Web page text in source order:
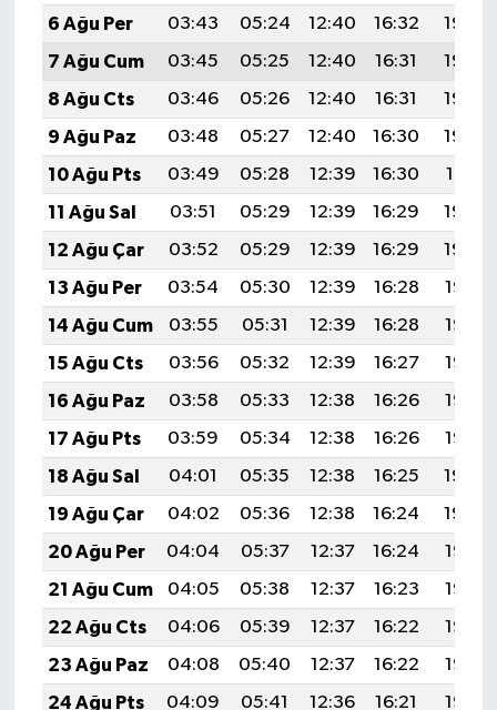
6 Ağu Per
03:43 05:24 12:40 16:32
19:46
7 Ağu Cum
03:45 05:25 12:40 16:31
19:45
8 Ağu Cts
03:46 05:26 12:40 16:31
19:44
9 Ağu Paz
03:48 05:27 12:40 16:30
19:42
10 Ağu Pts
03:49 05:28 12:39 16:30
19:41
11 Ağu Sal
03:51 05:29 12:39 16:29
19:40
12 Ağu Çar
03:52 05:29 12:39 16:29
19:39
13 Ağu Per
03:54 05:30 12:39 16:28
19:37
14 Ağu Cum
03:55 05:31 12:39 16:28
19:36
15 Ağu Cts
03:56 05:32 12:39 16:27
19:35
16 Ağu Paz
03:58 05:33 12:38 16:26
19:33
17 Ağu Pts
03:59 05:34 12:38 16:26
19:32
18 Ağu Sal
04:01 05:35 12:38 16:25
19:30
19 Ağu Çar
04:02 05:36 12:38 16:24
19:29
20 Ağu Per
04:04 05:37 12:37 16:24
19:28
21 Ağu Cum
04:05 05:38 12:37 16:23
19:26
22 Ağu Cts
04:06 05:39 12:37 16:22
19:25
23 Ağu Paz
04:08 05:40 12:37 16:22
19:23
24 Ağu Pts
04:09 05:41 12:36 16:21
19:22